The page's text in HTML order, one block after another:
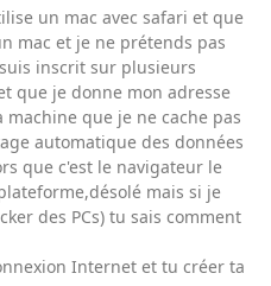
un mac avec safari et que
mac et je ne prétends pas
inscrit sur plusieurs
que je donne mon adresse
que je ne cache pas
automatique des données
que c'est le navigateur le
mais si je
des PCs) tu sais comment
Internet et tu créer ta